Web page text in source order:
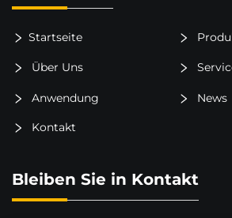
Startseite
Über Uns
Anwendung News
Kontakt
Bleiben Sie in Kontakt